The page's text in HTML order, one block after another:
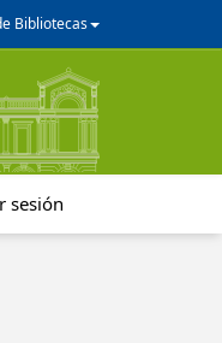
Bibliotecas
sesión